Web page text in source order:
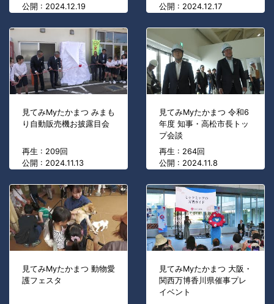
公開 : 2024.12.19
公開 : 2024.12.17
見てみMyたかまつ みまも
り自動販売機お披露目会
再生 : 209回
公開 : 2024.11.13
見てみMyたかまつ 令和6
年度 知事・高松市長トッ
プ会談
再生 : 264回
公開 : 2024.11.8
見てみMyたかまつ 動物愛
護フェスタ
見てみMyたかまつ 大阪・
関西万博香川県催事プレ
イベント